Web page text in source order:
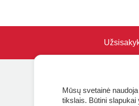
KLIENTŲ APTARNAVIMAS
Pirkimo – pardavimo taisyklės
Mūsų svetainė
tikslais. Būtini